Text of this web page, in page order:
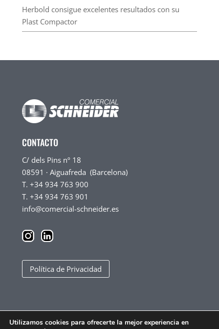
Herbold consigue excelentes resultados con su
Plast Compactor
CONTACTO
C/ dels Pins nº 18
08591 · Aiguafreda (Barcelona)
T. +34 934 763 900
T. +34 934 763 901
info@comercial-schneider.es
Política de Privacidad
Utilizamos cookies para ofrecerte la mejor experiencia en